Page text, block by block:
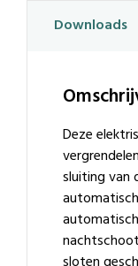
Downloads
Deze
sluiting van